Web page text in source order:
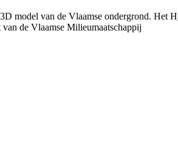
model van de Vlaamse ondergrond. Het
de Vlaamse Milieumaatschappij